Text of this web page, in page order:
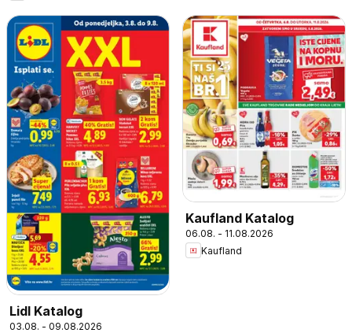
Lidl Katalog
03.08. - 09.08.2026
Kaufland Katalog
06.08. - 11.08.2026
Kaufland